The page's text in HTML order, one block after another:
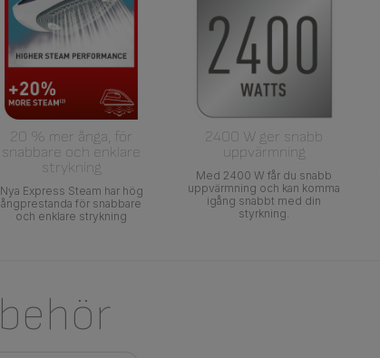
20 % mer ånga, för
snabbare och enklare
strykning
Nya Express Steam har hög
ångprestanda för snabbare
och enklare strykning
2400 W ger snabb
uppvärmning
Med 2400 W får du snabb
uppvärmning och kan komma
igång snabbt med din
styrkning.